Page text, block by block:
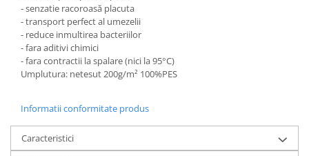
- senzatie racoroasă placuta
- transport perfect al umezelii
- reduce inmultirea bacteriilor
- fara aditivi chimici
- fara contractii la spalare (nici la 95°C)
Umplutura: netesut 200g/m² 100%PES
Informatii conformitate produs
Caracteristici